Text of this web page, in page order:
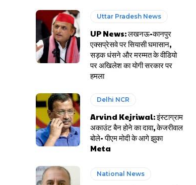
Uttar Pradesh News
UP News: लखनऊ-कानपुर
एक्सप्रेसवे पर सियासी घमासान,
सड़क धंसने और मरम्मत के वीडियो
पर अखिलेश का योगी सरकार पर
हमला
Delhi NCR
Arvind Kejriwal: इंस्टाग्राम
अकाउंट बैन होने का दावा, केजरीवाल
बोले- पीएम मोदी के आगे झुका
Meta
National News